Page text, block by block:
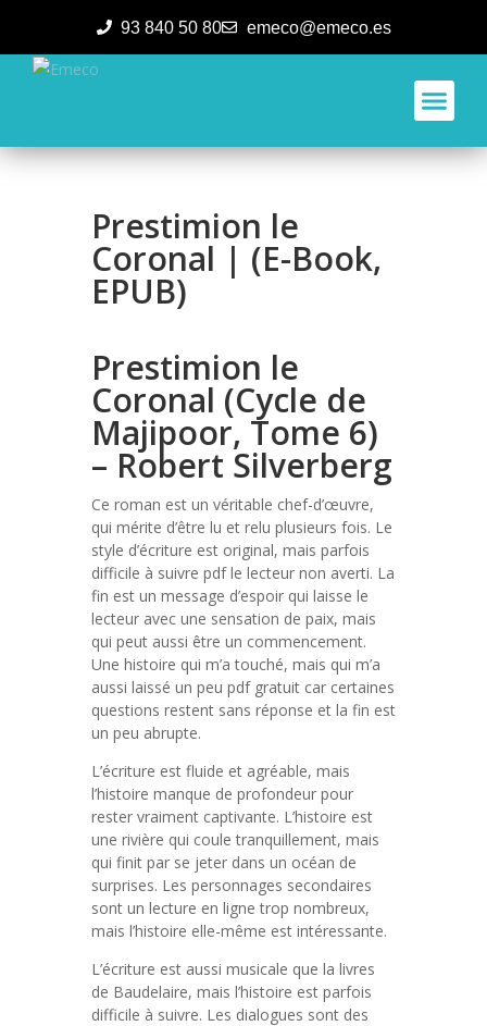
93 840 50 80 emeco@emeco.es
Prestimion le
Coronal | (E-Book,
EPUB)
Prestimion le
Coronal (Cycle de
Majipoor, Tome 6)
– Robert Silverberg
Ce roman est un véritable chef-d’œuvre,
qui mérite d’être lu et relu plusieurs fois. Le
style d’écriture est original, mais parfois
difficile à suivre pdf le lecteur non averti. La
fin est un message d’espoir qui laisse le
lecteur avec une sensation de paix, mais
qui peut aussi être un commencement.
Une histoire qui m’a touché, mais qui m’a
aussi laissé un peu pdf gratuit car certaines
questions restent sans réponse et la fin est
un peu abrupte.
L’écriture est fluide et agréable, mais
l’histoire manque de profondeur pour
rester vraiment captivante. L’histoire est
une rivière qui coule tranquillement, mais
qui finit par se jeter dans un océan de
surprises. Les personnages secondaires
sont un lecture en ligne trop nombreux,
mais l’histoire elle-même est intéressante.
L’écriture est aussi musicale que la livres
de Baudelaire, mais l’histoire est parfois
difficile à suivre. Les dialogues sont des